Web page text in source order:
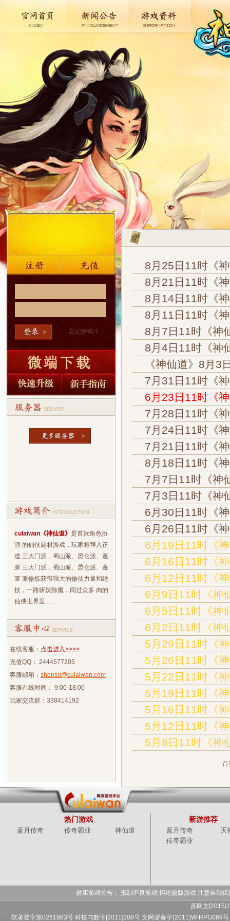
忘记密码？
culaiwan《神仙道》 是首款角色扮
演 的仙侠题材游戏，玩家将拜入正
道 三大门派，蜀山派、昆仑派、蓬
莱 三大门派，蜀山派、昆仑派、蓬
莱 派修炼获得强大的修仙力量和绝
技，一路斩妖除魔，闯过众多 肉的
仙侠世界里......
在线客服： 点击进入>>>>
充值QQ： 2444577205
客服邮箱： shensu@culaiwan.com
客服在线时间： 9:00-18:00
玩家交流群：338414192
8月25日11时《
8月21日11时《
8月14日11时《
8月11日11时《
8月7日11时《神
8月4日11时《神
《神仙道》8月3
7月31日11时《
6月23日11时《
7月28日11时《
7月24日11时《
7月21日11时《
8月18日11时《
7月7日11时《神
7月3日11时《神
6月30日11时《
6月26日11时《
6月19日11时《
6月16日11时《
6月12日11时《
6月9日11时《神
6月5日11时《神
6月2日11时《神
5月29日11时《
5月26日11时《
5月22日11时《
5月19日11时《
5月16日11时《
5月12日11时《
5月8日11时《神
首
热门游戏
蓝月传奇 传奇霸业 神仙道
新游推荐
蓝月传奇
灭
传奇霸业
健康游戏公告： 抵制不良游戏 拒绝盗版游戏 注意自我
苏网文
软著登字第0261863号 科技与数字[2011]208号 文网游备字(2011)W-RPG089号